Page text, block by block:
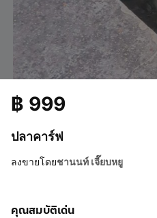
ปลาคาร์ฟ
฿ 999
ลงขายโดยชานนท์ เจี๊ยบหยู
คุณสมบัติเด่น